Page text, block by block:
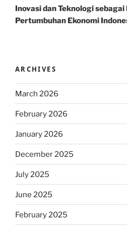
Post
Inovasi dan Teknologi
Pertumbuhan Ekonomi
ARCHIVES
March 2026
February 2026
January 2026
December 2025
July 2025
June 2025
February 2025